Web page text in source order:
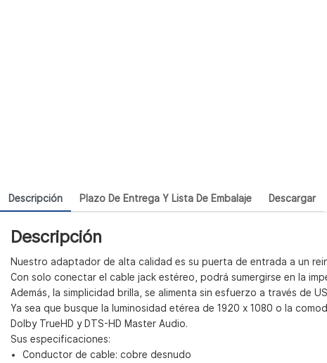
Descripción Plazo De Entrega Y Lista De Embalaje Descargar
Descripción
Nuestro adaptador de alta calidad es su puerta de entrada a un
Con solo conectar el cable jack estéreo, podrá sumergirse en la
Además, la simplicidad brilla, se alimenta sin esfuerzo a través de
Ya sea que busque la luminosidad etérea de 1920 x 1080 o la
Dolby TrueHD y DTS-HD Master Audio.
Sus especificaciones:
Conductor de cable: cobre desnudo